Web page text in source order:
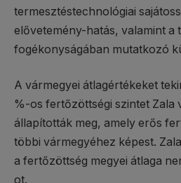
termesztéstechnológiai
elővetemény-hatás, valamint a
fogékonyságában mutatkozó
A vármegyei átlagértékeket
%-os fertőzöttségi szintet Zala
állapították meg, amely erős
többi vármegyéhez képest.
a fertőzöttség megyei átlaga
ot.